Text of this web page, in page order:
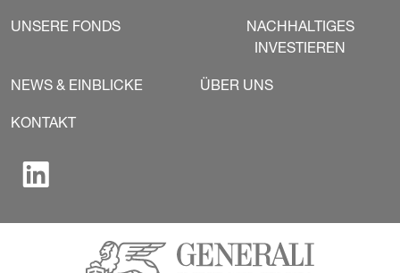
UNSERE FONDS
NACHHALTIGES
INVESTIEREN
NEWS & EINBLICKE ÜBER UNS
KONTAKT